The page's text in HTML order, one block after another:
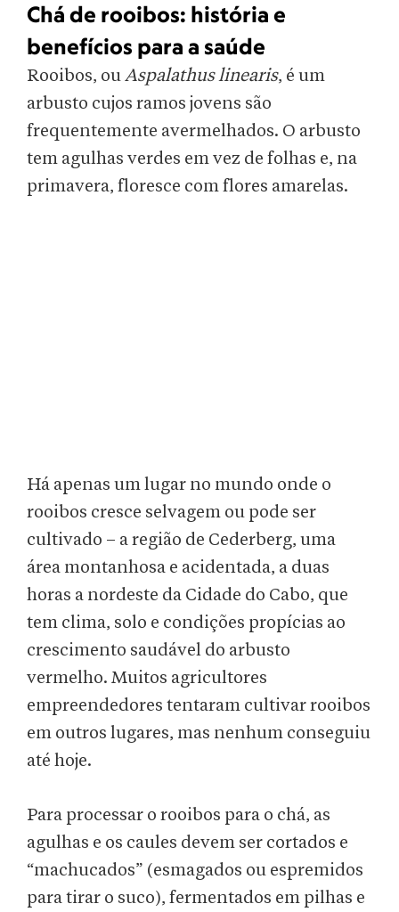
Chá de rooibos: história e
benefícios para a saúde
Rooibos, ouAspalathus linearis, é um
arbusto cujos ramos jovens são
frequentemente avermelhados. O arbusto
tem agulhas verdes em vez de folhas e, na
primavera, floresce com flores amarelas.
Há apenas um lugar no mundo onde o
rooibos cresce selvagem ou pode ser
cultivado – a região de Cederberg, uma
área montanhosa e acidentada, a duas
horas a nordeste da Cidade do Cabo, que
tem clima, solo e condições propícias ao
crescimento saudável do arbusto
vermelho. Muitos agricultores
empreendedores tentaram cultivar rooibos
em outros lugares, mas nenhum conseguiu
até hoje.
Para processar o rooibos para o chá, as
agulhas e os caules devem ser cortados e
“machucados” (esmagados ou espremidos
para tirar o suco), fermentados em pilhas e